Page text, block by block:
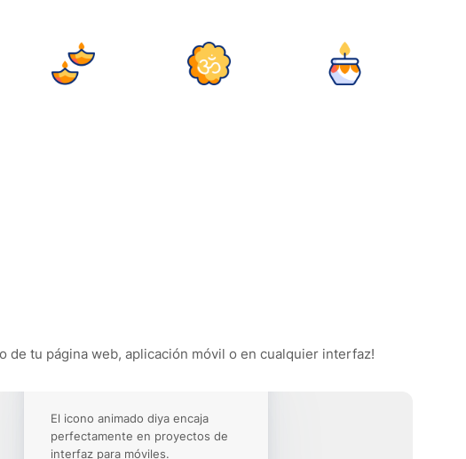
de tu página web, aplicación móvil o en cualquier interfaz!
El icono animado diya encaja
perfectamente en proyectos de
interfaz para móviles.